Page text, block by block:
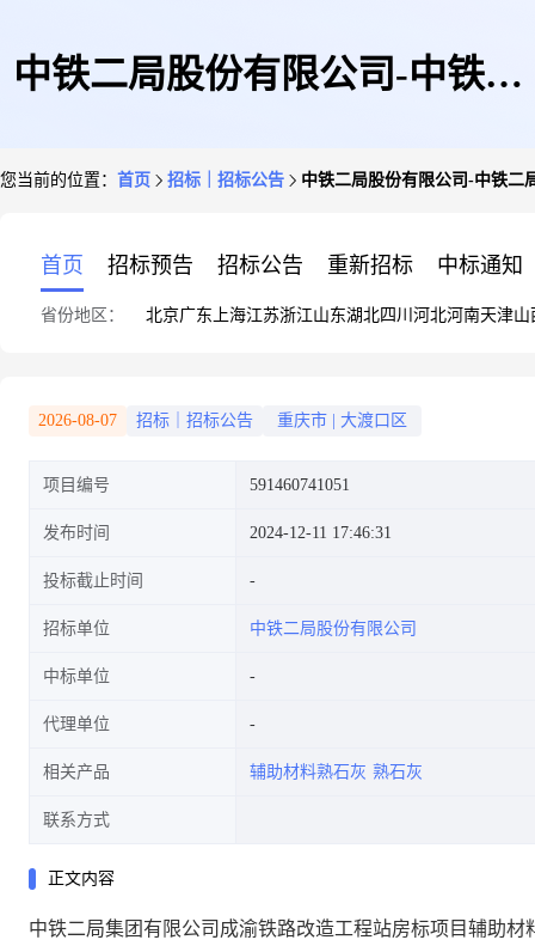
中铁二局股份有限公司-中铁二
价采购单-20241211
您当前的位置： 首页 招标｜招标公告 中铁二局股份有限公司-中铁二
首页 招标预告 招标公告 重新招标 中标通知
省份地区： 北京广东 上海江苏浙江山东湖北四川 河北河南天津山
2026-08-07 招标｜招标公告 重庆市 大渡口区
项目编号 591460741051
发布时间 2024-12-11 17:46:31
投标截止时间
招标单位 中铁二局股份有限公司
中标单位
代理单位
相关产品 辅助材料熟石灰 熟石灰
联系方式
正文内容
中铁二局集团有限公司成渝铁路改造工程站房标项目辅助